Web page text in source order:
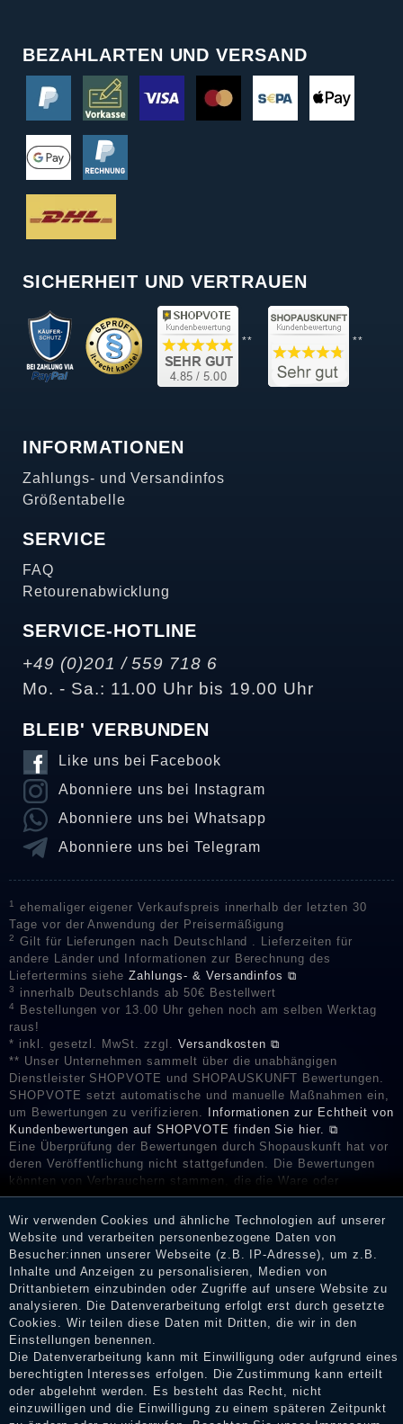
BEZAHLARTEN UND VERSAND
SICHERHEIT UND VERTRAUEN
** **
INFORMATIONEN
Zahlungs- und Versandinfos
Größentabelle
SERVICE
FAQ
Retourenabwicklung
SERVICE-HOTLINE
+49 (0)201 / 559 718 6
Mo. - Sa.: 11.00 Uhr bis 19.00 Uhr
BLEIB' VERBUNDEN
Like uns bei Facebook
Abonniere uns bei Instagram
Abonniere uns bei Whatsapp
Abonniere uns bei Telegram
1
ehemaliger eigener Verkaufspreis innerhalb der letzten 30
Tage vor der Anwendung der Preisermäßigung
2
Gilt für Lieferungen nach Deutschland . Lieferzeiten für
andere Länder und Informationen zur Berechnung des
Liefertermins sieheZahlungs- & Versandinfos ⧉
3 innerhalb Deutschlands ab 50€ Bestellwert
4
Bestellungen vor 13.00 Uhr gehen noch am selben Werktag
raus!
* inkl. gesetzl. MwSt. zzgl. Versandkosten ⧉
** Unser Unternehmen sammelt über die unabhängigen
Dienstleister SHOPVOTE und SHOPAUSKUNFT Bewertungen.
SHOPVOTE setzt automatische und manuelle Maßnahmen ein,
um Bewertungen zu verifizieren. Informationen zur Echtheit von
Kundenbewertungen auf SHOPVOTE finden Sie hier. ⧉
Eine Überprüfung der Bewertungen durch Shopauskunft hat vor
deren Veröffentlichung nicht stattgefunden. Die Bewertungen
könnten von Verbrauchern stammen, die die Ware oder
Dienstleistungen gar nicht erworben oder genutzt haben. Nach
Erhalt einer Benachrichtigungs-E-Mail können Händler die
Bewertungen verifizieren und über die erfolgte Verifizierung im
Shop informieren.
Impressum
Daten­schutz­erklärung
Wir verwenden Cookies und ähnliche Technologien auf unserer
Website und verarbeiten personenbezogene Daten von
Besucher:innen unserer Webseite (z.B. IP-Adresse), um z.B.
Inhalte und Anzeigen zu personalisieren, Medien von
Drittanbietern einzubinden oder Zugriffe auf unsere Website zu
analysieren. Die Datenverarbeitung erfolgt erst durch gesetzte
Cookies. Wir teilen diese Daten mit Dritten, die wir in den
Einstellungen benennen.
Die Datenverarbeitung kann mit Einwilligung oder aufgrund eines
berechtigten Interesses erfolgen. Die Zustimmung kann erteilt
oder abgelehnt werden. Es besteht das Recht, nicht
einzuwilligen und die Einwilligung zu einem späteren Zeitpunkt